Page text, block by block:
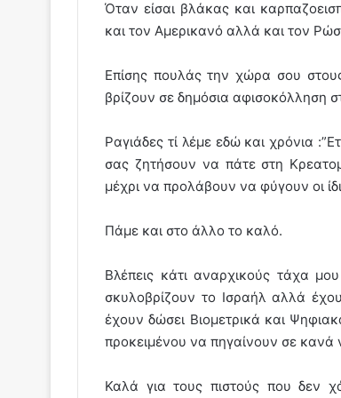
Όταν είσαι βλάκας και
και τον Αμερικανό αλλά και τον
Επίσης πουλάς την χώρα σου
βρίζουν σε δημόσια αφισοκόλληση
Ραγιάδες τί λέμε εδώ και χρόνια
σας ζητήσουν να πάτε στη
μέχρι να προλάβουν να φύγουν οι
Πάμε και στο άλλο το καλό.
Βλέπεις κάτι αναρχικούς τάχα
σκυλοβρίζουν το Ισραήλ αλλά
έχουν δώσει Βιομετρικά και
προκειμένου να πηγαίνουν σε κανά
Καλά για τους πιστούς που δεν